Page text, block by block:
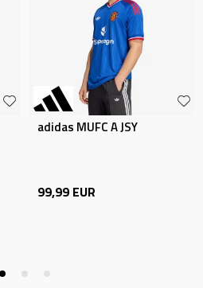
adidas MUFC A JSY
99,99 EUR